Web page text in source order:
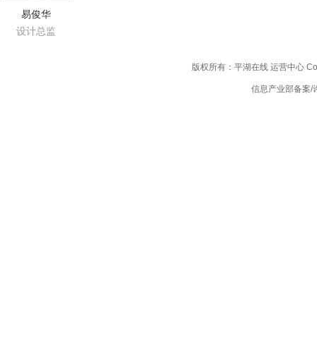
易俊华
设计总监
版权所有：平湖在线 运营中心
信息产业部备案/